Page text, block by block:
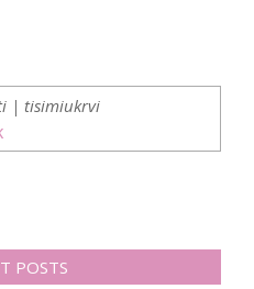
| tisimiukrvi
POSTS